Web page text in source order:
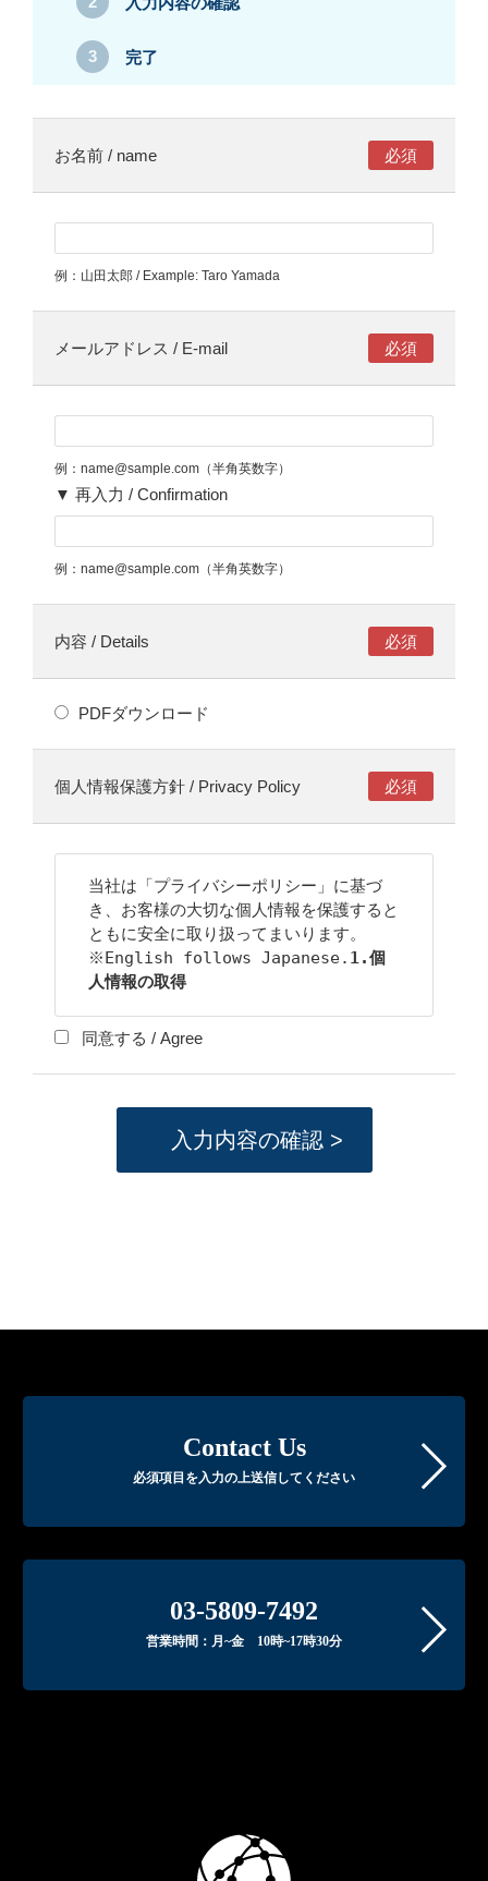
完了
お名前 / name
例：山田太郎 / Example: Taro Yamada
メールアドレス / E-mail
例：name@sample.com（半角英数字）
▼ 再入力 / Confirmation
例：name@sample.com（半角英数字）
内容 / Details
PDFダウンロード
個人情報保護方針 / Privacy Policy
当社は「プライバシーポリシー」に基づ
き、お客様の大切な個人情報を保護すると
ともに安全に取り扱ってまいります。
※English follows Japanese. 1.個
人情報の取得
当社は、会員登録、商品の購入、プレゼン
めのオンライン調査へのご協力などによ
住所、生年月日、電話番号、メールアドレ
ス、銀行口座番号、クレジットカード番号
等の個人情報を、次に揚げる目的の範囲内
当社は、ご本人の同意を得た場合、および
法令により例外として取り扱うことが認め
たは公表している利用目的においてのみ利
3.個人情報の開示・提供への同意
開示・提供すること
・当社が、提携先のサービスなど、当社以
同意する / Agree
Contact Us
必須項目を入力の上送信してください
03-5809-7492
営業時間：月~金 10時~17時30分